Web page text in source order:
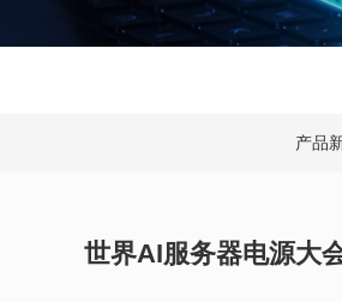
产品
世界AI服务器电源大